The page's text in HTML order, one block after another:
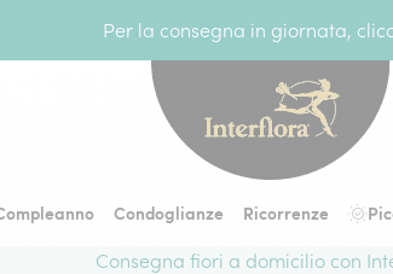
Per la consegna in giornata,
Condoglianze Ricorrenze
Consegna fiori a domicilio con